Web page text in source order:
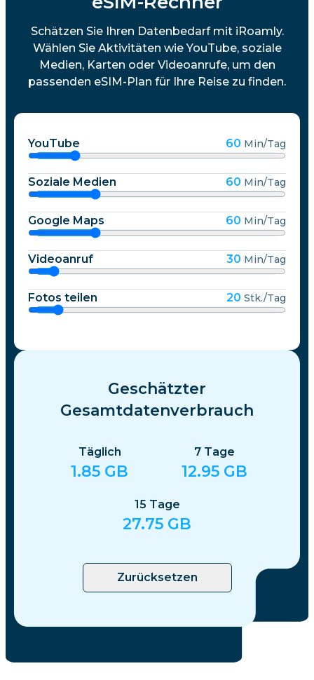
Schätzen Sie Ihren Datenbedarf mit iRoamly.
Wählen Sie Aktivitäten wie YouTube, soziale
Medien, Karten oder Videoanrufe, um den
passenden eSIM-Plan für Ihre Reise zu finden.
YouTube 60 Min/Tag
Soziale Medien 60 Min/Tag
Google Maps 60 Min/Tag
Videoanruf 30 Min/Tag
Fotos teilen 20 Stk./Tag
Geschätzter
Gesamtdatenverbrauch
Täglich
1.85 GB
7 Tage
12.95 GB
15 Tage
27.75 GB
Zurücksetzen